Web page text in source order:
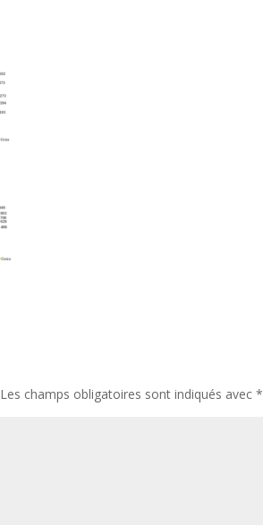
Les champs obligatoires sont indiqués avec*